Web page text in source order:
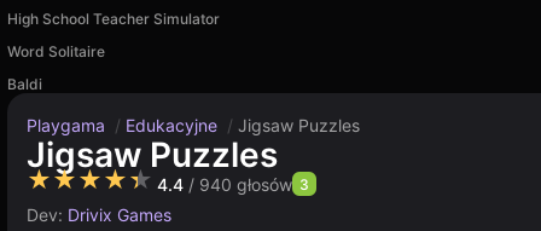
High School Teacher Simulator
Word Solitaire
Baldi
Playgama / Edukacyjne / Jigsaw Puzzles
Jigsaw Puzzles
★★★★★ 4.4 / 940 głosów 3
Dev: Drivix Games